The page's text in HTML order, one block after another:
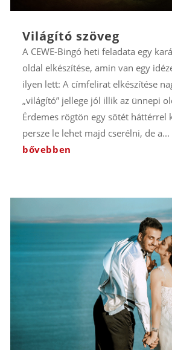
Világító szöveg
A CEWE-Bingó heti feladata egy
oldal elkészítése, amin van egy
ilyen lett: A címfelirat elkészítése
„világító” jellege jól illik az ünnepi
Érdemes rögtön egy sötét háttérrel
persze le lehet majd cserélni, de a...
bővebben